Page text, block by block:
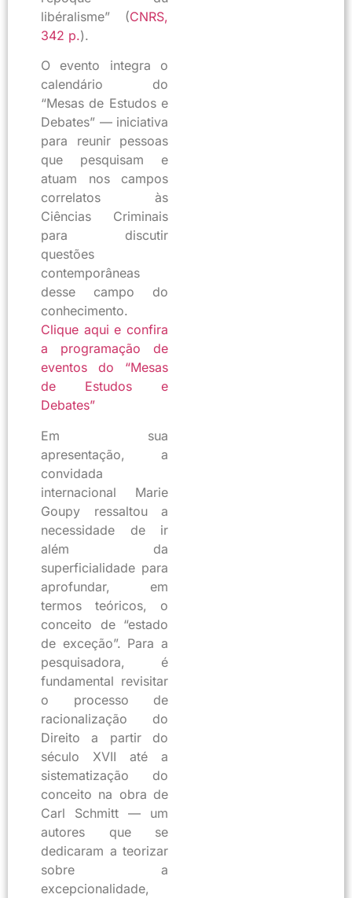
libéralisme” (CNRS,
342 p.).
O evento integra o
calendário do
“Mesas de Estudos e
Debates” — iniciativa
para reunir pessoas
que pesquisam e
atuam nos campos
correlatos às
Ciências Criminais
para discutir
questões
contemporâneas
desse campo do
conhecimento.
Clique aqui e confira
a programação de
eventos do “Mesas
de Estudos e
Debates”
Em sua
apresentação, a
convidada
internacional Marie
Goupy ressaltou a
necessidade de ir
além da
superficialidade para
aprofundar, em
termos teóricos, o
conceito de “estado
de exceção”. Para a
pesquisadora, é
fundamental revisitar
o processo de
racionalização do
Direito a partir do
século XVII até a
sistematização do
conceito na obra de
Carl Schmitt — um
autores que se
dedicaram a teorizar
sobre a
excepcionalidade,